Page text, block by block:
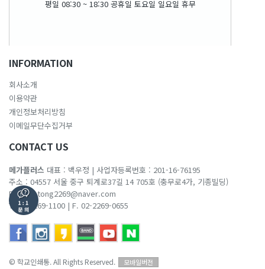
평일 08:30 ~ 18:30 공휴일 토요일 일요일 휴무
INFORMATION
회사소개
이용약관
개인정보처리방침
이메일무단수집거부
CONTACT US
메가플러스 대표 : 백우정 | 사업자등록번호 : 201-16-76195
주소 : 04557 서울 중구 퇴계로37길 14 705호 (충무로4가, 기종빌딩)
E-mail :tong2269@naver.com
T. 02-2269-1100 | F. 02-2269-0655
© 학교인쇄통. All Rights Reserved. 모바일버전